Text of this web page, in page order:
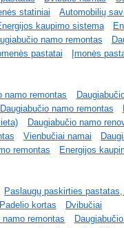
statiniai
Automobilių
kaupimo sistema
namo remontas
pastatai Įmonės
namo remontas
Daugiabučio namo remontas
Daugiabučio namo
Vienbučiai namai
remontas Energijos
Paslaugų paskirties
Padelio kortas
Dvibučiai
namo remontas